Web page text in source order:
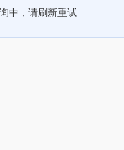
中，请刷新重试